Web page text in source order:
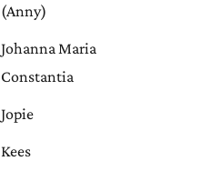
(Anny)
Johanna Maria
Constantia
Jopie
Kees